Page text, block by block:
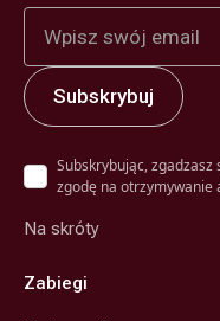
Subskrybując, zgadzasz
zgodę na otrzymywanie
Na skróty
Zabiegi